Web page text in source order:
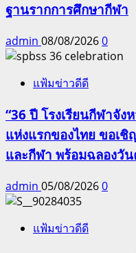
ฐานรากการศึกษากีฬา
admin 08/08/20260
แฟ้มข่าวดีดี
“36 ปี โรงเรียนกีฬาจัง
แห่งแรกของไทย ขอเ
และกีฬา พร้อมฉลองวั
admin 05/08/20260
แฟ้มข่าวดีดี